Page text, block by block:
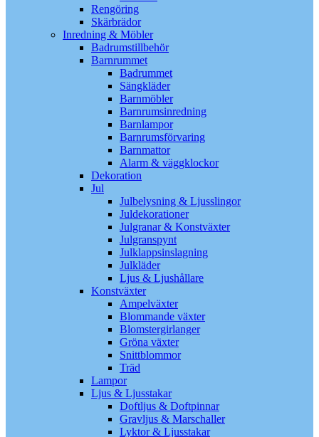
Rengöring
Skärbrädor
Inredning & Möbler
Badrumstillbehör
Barnrummet
Badrummet
Sängkläder
Barnmöbler
Barnrumsinredning
Barnlampor
Barnrumsförvaring
Barnmattor
Alarm & väggklockor
Dekoration
Jul
Julbelysning & Ljusslingor
Juldekorationer
Julgranar & Konstväxter
Julgranspynt
Julklappsinslagning
Julkläder
Ljus & Ljushållare
Konstväxter
Ampelväxter
Blommande växter
Blomstergirlanger
Gröna växter
Snittblommor
Träd
Lampor
Ljus & Ljusstakar
Doftljus & Doftpinnar
Gravljus & Marschaller
Lyktor & Ljusstakar